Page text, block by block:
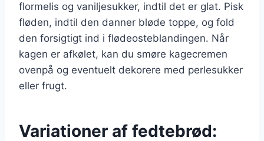
flormelis og vaniljesukker, indtil det er glat. Pisk
fløden, indtil den danner bløde toppe, og fold
den forsigtigt ind i flødeosteblandingen. Når
kagen er afkølet, kan du smøre kagecremen
ovenpå og eventuelt dekorere med perlesukker
eller frugt.
Variationer af fedtebrød: